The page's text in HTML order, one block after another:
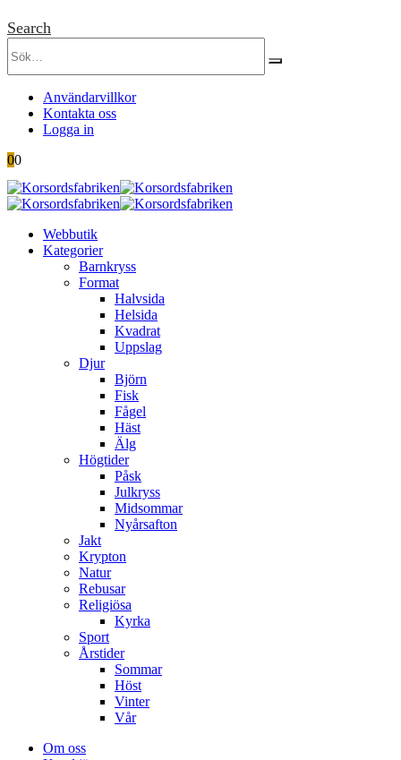
Search
Användarvillkor
Kontakta oss
Logga in
00
Webbutik
Kategorier
Barnkryss
Format
Halvsida
Helsida
Kvadrat
Uppslag
Djur
Björn
Fisk
Fågel
Häst
Älg
Högtider
Påsk
Julkryss
Midsommar
Nyårsafton
Jakt
Krypton
Natur
Rebusar
Religiösa
Kyrka
Sport
Årstider
Sommar
Höst
Vinter
Vår
Om oss